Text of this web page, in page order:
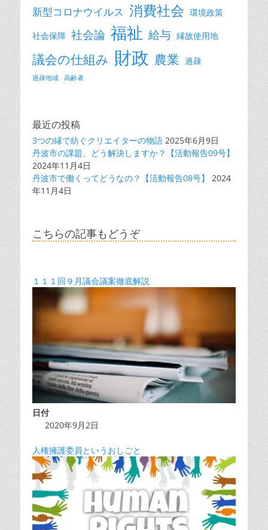
新型コロナウイルス 消費社会 環境政策
社会保障 社会論 福祉 給与 縁故使用地
議会の仕組み 財政 農業 過疎
過疎地域 高齢者
最近の投稿
3つの縁で紡ぐクリエイターの物語 2025年6月9日
丹波市の課題、どう解決しますか？【活動報告09号】
2024年11月4日
丹波市で働くってどうなの？【活動報告08号】
2024
年11月4日
こちらの記事もどうぞ
１１１回９月議会議案徹底解説
日付
2020年9月2日
人権擁護委員というおしごと